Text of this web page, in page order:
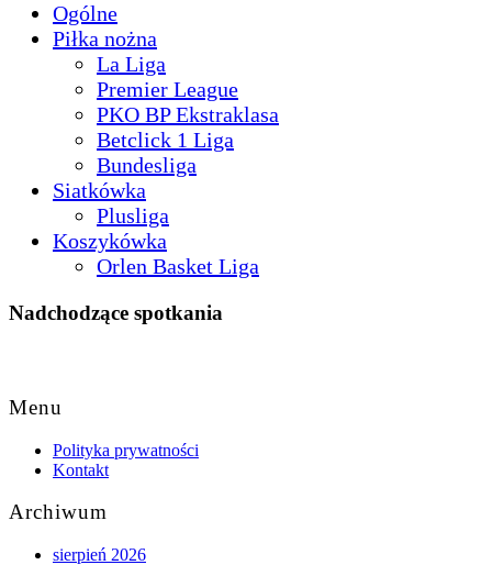
Ogólne
Piłka nożna
La Liga
Premier League
PKO BP Ekstraklasa
Betclick 1 Liga
Bundesliga
Siatkówka
Plusliga
Koszykówka
Orlen Basket Liga
Nadchodzące spotkania
Top
Menu
Polityka prywatności
Kontakt
Archiwum
sierpień 2026